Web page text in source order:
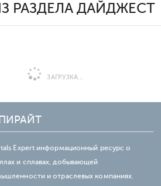
РАЗДЕЛА ДАЙДЖЕСТ
ЗАГРУЗКА...
Expert информационный ресурс о
и сплавах, добывающей
и отраслевых компаниях.